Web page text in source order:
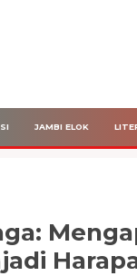
JAMBI ELOK